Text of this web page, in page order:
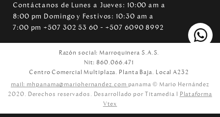
Contáctanos de Lunes a Jueves: 10:00 am a
8:00 pm Domingo y Festivos: 10:30 am a
7:00 pm +507 302 53 60 - +507 6090 8992
Razón social: Marroquinera S.A.S.
Nit: 860.066.471
Centro Comercial Multiplaza. Planta Baja. Local A232
mail: mhpanama@mariohernandez.com panama © Mario Hernández
2020. Derechos reservados. Desarrollado por Titamedia l Plataforma
Vtex